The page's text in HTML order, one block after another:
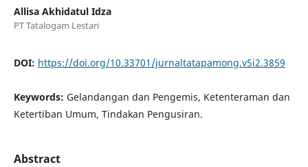
Allisa Akhidatul Idza
PT Tatalogam Lestari
DOI: https://doi.org/10.33701/jurnaltatapamong.v5i2.3859
Keywords: Gelandangan dan Pengemis, Ketenteraman dan
Ketertiban Umum, Tindakan Pengusiran.
Abstract